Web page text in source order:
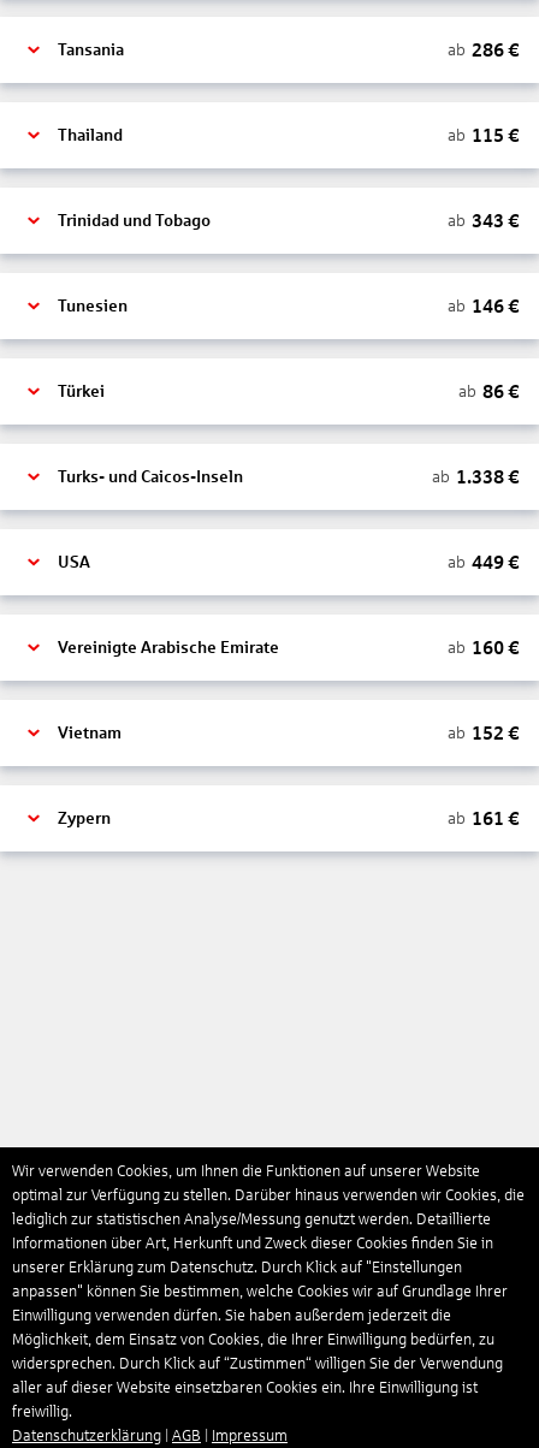
Tansania ab 286€
Thailand ab 115 €
Trinidad und Tobago ab 343 €
Tunesien ab 146€
Türkei ab 86€
Turks- und Caicos-Inseln ab 1.338€
USA ab 449€
Vereinigte Arabische Emirate ab 160€
Vietnam ab 152 €
Zypern ab 161 €
Wir verwenden Cookies, um Ihnen die Funktionen auf unserer Website
optimal zur Verfügung zu stellen. Darüber hinaus verwenden wir Cookies, die
lediglich zur statistischen Analyse/Messung genutzt werden. Detaillierte
Informationen über Art, Herkunft und Zweck dieser Cookies finden Sie in
unserer Erklärung zum Datenschutz. Durch Klick auf "Einstellungen
anpassen" können Sie bestimmen, welche Cookies wir auf Grundlage Ihrer
Einwilligung verwenden dürfen. Sie haben außerdem jederzeit die
Möglichkeit, dem Einsatz von Cookies, die Ihrer Einwilligung bedürfen, zu
widersprechen. Durch Klick auf “Zustimmen“ willigen Sie der Verwendung
aller auf dieser Website einsetzbaren Cookies ein. Ihre Einwilligung ist
freiwillig.
Datenschutzerklärung
AGB Impressum